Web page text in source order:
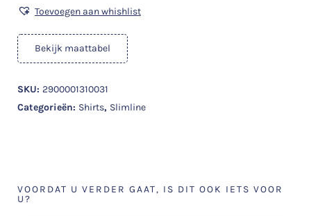
Toevoegen aan whishlist
Bekijk maattabel
SKU: 2900001310031
Categorieën: Shirts, Slimline
VOORDAT U VERDER GAAT, IS DIT OOK IETS VOOR
U?